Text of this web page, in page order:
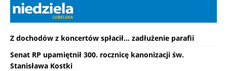
Z dochodów z koncertów spłacił... zadłużenie parafii
Senat RP upamiętnił 300. rocznicę kanonizacji św.
Stanisława Kostki